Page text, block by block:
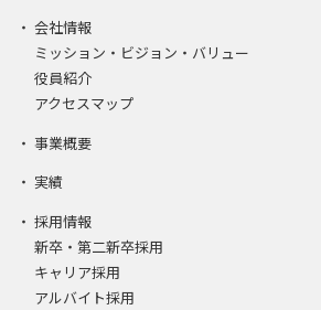
会社情報
ミッション・ビジョン・バリュー
役員紹介
アクセスマップ
事業概要
実績
採用情報
新卒・第二新卒採用
キャリア採用
アルバイト採用